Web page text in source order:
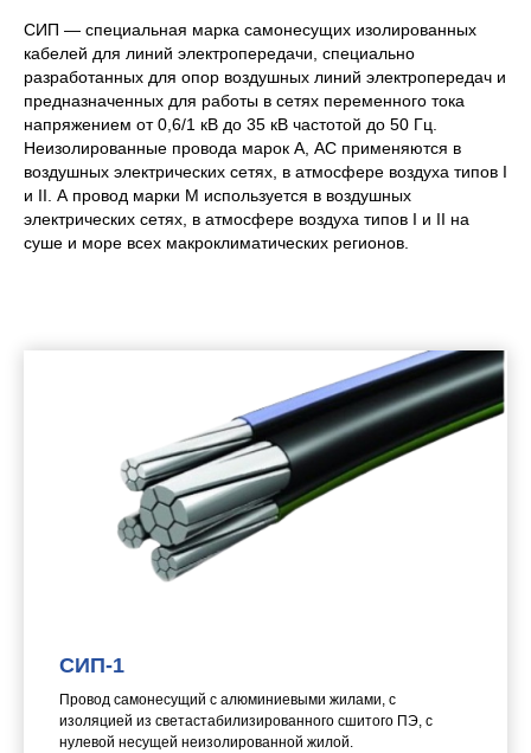
СИП — специальная марка самонесущих изолированных
кабелей для линий электропередачи, специально
разработанных для опор воздушных линий электропередач и
предназначенных для работы в сетях переменного тока
напряжением от 0,6/1 кВ до 35 кВ частотой до 50 Гц.
Неизолированные провода марок А, АС применяются в
воздушных электрических сетях, в атмосфере воздуха типов I
и II. А провод марки М используется в воздушных
электрических сетях, в атмосфере воздуха типов I и II на
суше и море всех макроклиматических регионов.
СИП-1
Провод самонесущий с алюминиевыми жилами, с
изоляцией из светастабилизированного сшитого ПЭ, с
нулевой несущей неизолированной жилой.